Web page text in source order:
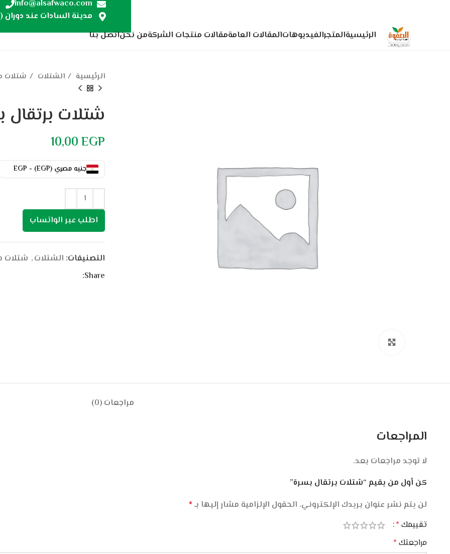
info@alsafwaco.com
مدينة السادات عند دوران
الرئيسيةالمتجرالفيديوهاتالمقالات العامةمقالات منتجات الشركةمن نحناتصل بنا
الرئيسية الشتلات شتلات
شتلات برتقال
10,00EGP
جنيه مصري (EGP) - EGP
اطلب عبر الواتساب
التصنيفات: الشتلات, شتلات
Share:
مراجعات (0)
المراجعات
لا توجد مراجعات بعد.
كن أول من يقيم “شتلات برتقال بسرة”
لن يتم نشر عنوان بريدك الإلكتروني. الحقول الإلزامية مشار إليها بـ *
تقييمك *
مراجعتك *